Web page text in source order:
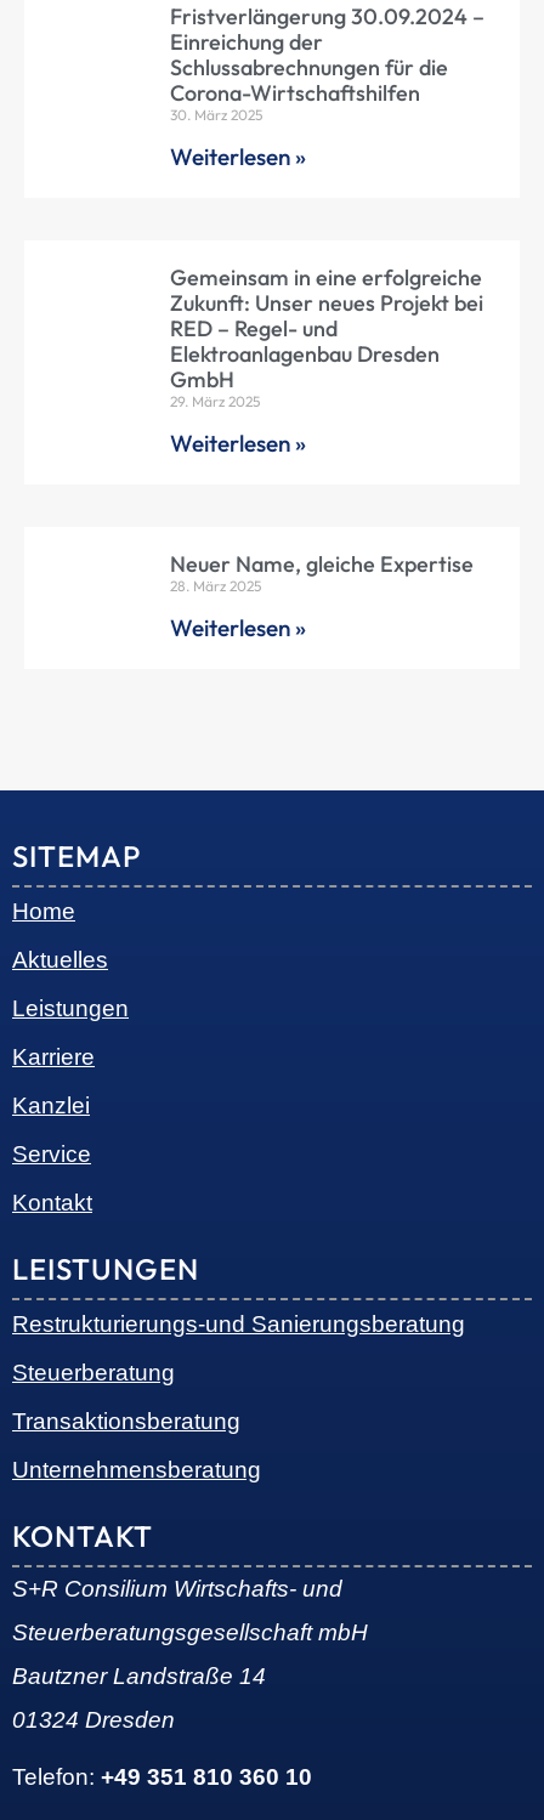
Fristverlängerung 30.09.2024 –
Einreichung der
Schlussabrechnungen für die
Corona-Wirtschaftshilfen
30. März 2025
Weiterlesen »
Gemeinsam in eine erfolgreiche
Zukunft: Unser neues Projekt bei
RED – Regel- und
Elektroanlagenbau Dresden
GmbH
29. März 2025
Weiterlesen »
Neuer Name, gleiche Expertise
28. März 2025
Weiterlesen »
SITEMAP
Home
Aktuelles
Leistungen
Karriere
Kanzlei
Service
Kontakt
LEISTUNGEN
Restrukturierungs-und Sanierungsberatung
Steuerberatung
Transaktionsberatung
Unternehmensberatung
KONTAKT
S+R Consilium Wirtschafts- und
Steuerberatungsgesellschaft mbH
Bautzner Landstraße 14
01324 Dresden
Telefon: +49 351 810 360 10